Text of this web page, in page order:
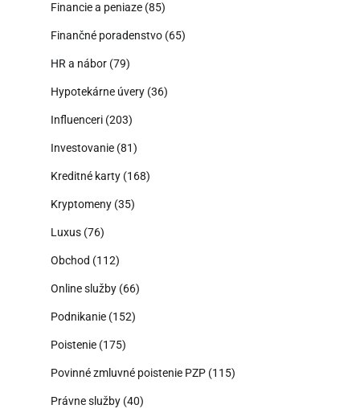
Financie a peniaze (85)
Finančné poradenstvo (65)
HR a nábor (79)
Hypotekárne úvery (36)
Influenceri (203)
Investovanie (81)
Kreditné karty (168)
Kryptomeny (35)
Luxus (76)
Obchod (112)
Online služby (66)
Podnikanie (152)
Poistenie (175)
Povinné zmluvné poistenie PZP (115)
Právne služby (40)